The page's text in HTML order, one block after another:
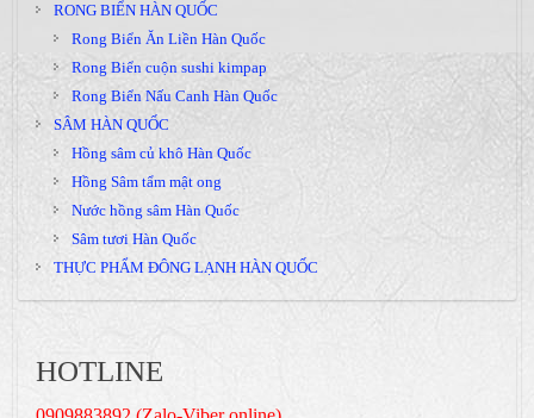
RONG BIỂN HÀN QUỐC
Rong Biển Ăn Liền Hàn Quốc
Rong Biển cuộn sushi kimpap
Rong Biển Nấu Canh Hàn Quốc
SÂM HÀN QUỐC
Hồng sâm củ khô Hàn Quốc
Hồng Sâm tẩm mật ong
Nước hồng sâm Hàn Quốc
Sâm tươi Hàn Quốc
THỰC PHẨM ĐÔNG LẠNH HÀN QUỐC
HOTLINE